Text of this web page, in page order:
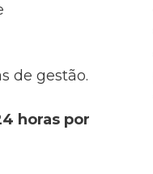
de gestão.
horas por